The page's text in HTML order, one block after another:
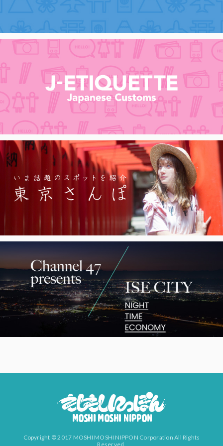
Copyright © 2017 MOSHI MOSHI NIPPON Corporation All Rights
Reserved.